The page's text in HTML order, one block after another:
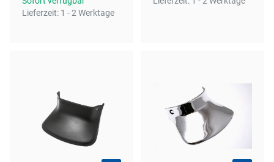
Lieferzeit: 1 - 2 Werktage